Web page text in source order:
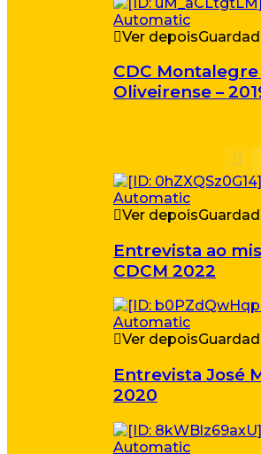
Ver depois
CDC Montalegre
Oliveirense –
Ver depois
Entrevista ao
CDCM 2022
Ver depois
Entrevista José
2020